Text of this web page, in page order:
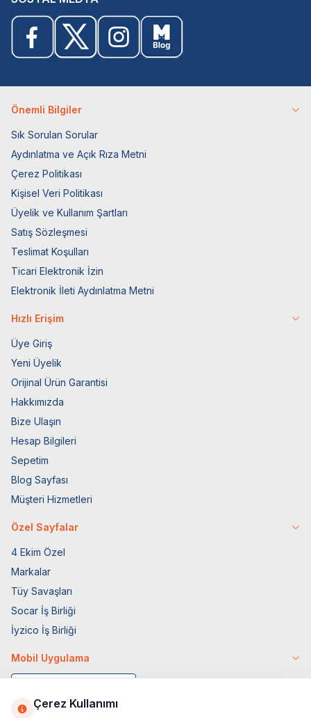
Önemli Bilgiler
Sık Sorulan Sorular
Aydınlatma ve Açık Rıza Metni
Çerez Politikası
Kişisel Veri Politikası
Üyelik ve Kullanım Şartları
Satış Sözleşmesi
Teslimat Koşulları
Ticari Elektronik İzin
Elektronik İleti Aydınlatma Metni
Hızlı Erişim
Üye Giriş
Yeni Üyelik
Orijinal Ürün Garantisi
Hakkımızda
Bize Ulaşın
Hesap Bilgileri
Sepetim
Blog Sayfası
Müşteri Hizmetleri
Özel Sayfalar
4 Ekim Özel
Markalar
Tüy Savaşları
Socar İş Birliği
İyzico İş Birliği
Mobil Uygulama
Çerez Kullanımı